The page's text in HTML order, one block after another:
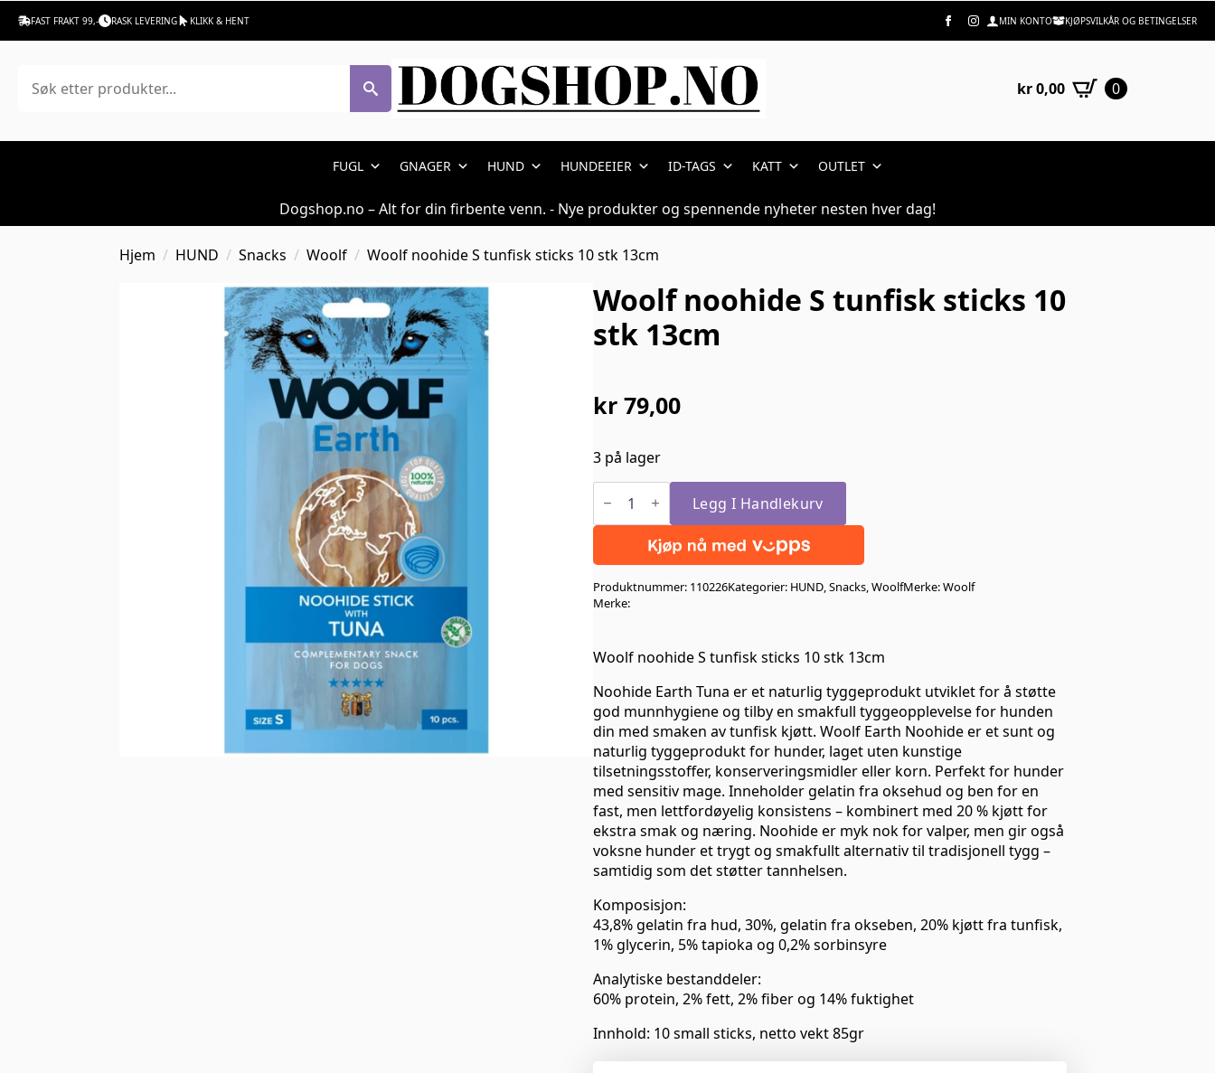
FAST FRAKT 99,- RASK LEVERING KLIKK & HENT MIN KONTO KJØPSVILKÅR OG BETINGELSER
kr0,00 0
FUGL GNAGER HUND HUNDEEIER ID-TAGS KATT OUTLET
Dogshop.no – Alt for din firbente venn. - Nye produkter og spennende nyheter nesten hver dag!
Hjem HUND Snacks Woolf Woolf noohide S tunfisk sticks 10 stk 13cm
Woolf noohide S tunfisk sticks 10
stk 13cm
kr 79,00
3 på lager
Woolf
noohide
tunfisk
10
13cm
antall
Legg I Handlekurv
Produktnummer: 110226Kategorier: HUND,Snacks,WoolfMerke:Woolf
Merke:
Woolf noohide S tunfisk sticks 10 stk 13cm
Noohide Earth Tuna er et naturlig tyggeprodukt utviklet for å støtte
god munnhygiene og tilby en smakfull tyggeopplevelse for hunden
din med smaken av tunfisk kjøtt. Woolf Earth Noohide er et sunt og
naturlig tyggeprodukt for hunder, laget uten kunstige
tilsetningsstoffer, konserveringsmidler eller korn. Perfekt for hunder
med sensitiv mage. Inneholder gelatin fra oksehud og ben for en
fast, men lettfordøyelig konsistens – kombinert med 20 % kjøtt for
ekstra smak og næring. Noohide er myk nok for valper, men gir også
voksne hunder et trygt og smakfullt alternativ til tradisjonell tygg –
samtidig som det støtter tannhelsen.
Komposisjon:
43,8% gelatin fra hud, 30%, gelatin fra okseben, 20% kjøtt fra tunfisk,
1% glycerin, 5% tapioka og 0,2% sorbinsyre
Analytiske bestanddeler:
60% protein, 2% fett, 2% fiber og 14% fuktighet
Innhold: 10 small sticks, netto vekt 85gr